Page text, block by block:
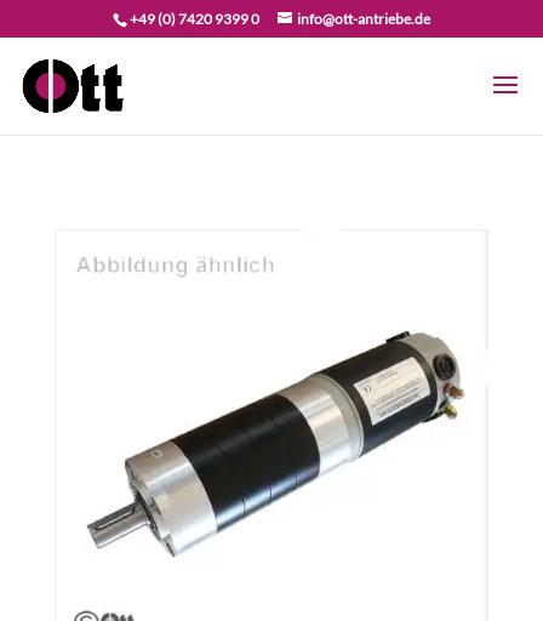
+49 (0) 7420 9399 0 info@ott-antriebe.de